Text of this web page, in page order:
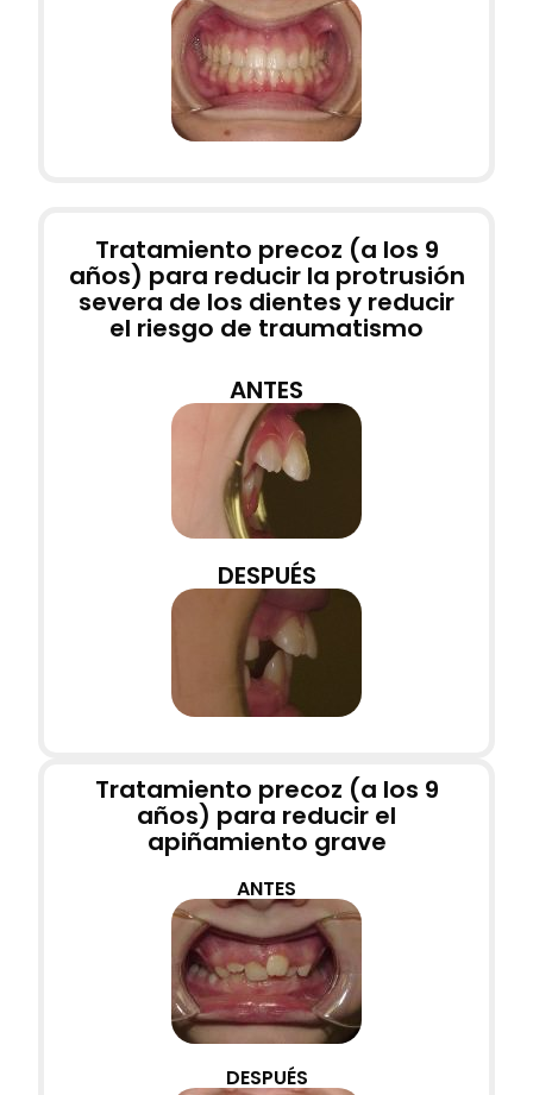
Tratamiento precoz (a los 9
años) para reducir la protrusión
severa de los dientes y reducir
el riesgo de traumatismo
ANTES
DESPUÉS
Tratamiento precoz (a los 9
años) para reducir el
apiñamiento grave
ANTES
DESPUÉS